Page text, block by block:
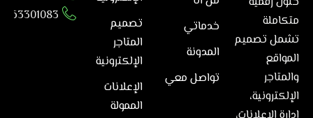
متكاملة
تشمل تصميم
المواقع
والمتاجر
الإلكترونية،
خدماتي
المدونة
تواصل معي
تصميم
المتاجر
الإلكترونية
الإعلانات
الممولة